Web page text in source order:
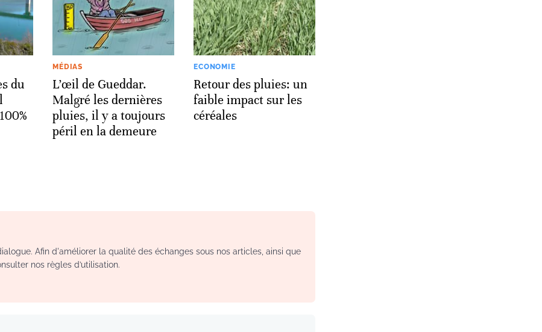
du
MÉDIAS
L’œil de Gueddar.
Malgré les dernières
pluies, il y a toujours
péril en la demeure
ECONOMIE
Retour des pluies: un
faible impact sur les
céréales
Afin d'améliorer la qualité des échanges sous nos articles, ainsi que
nos règles d’utilisation.